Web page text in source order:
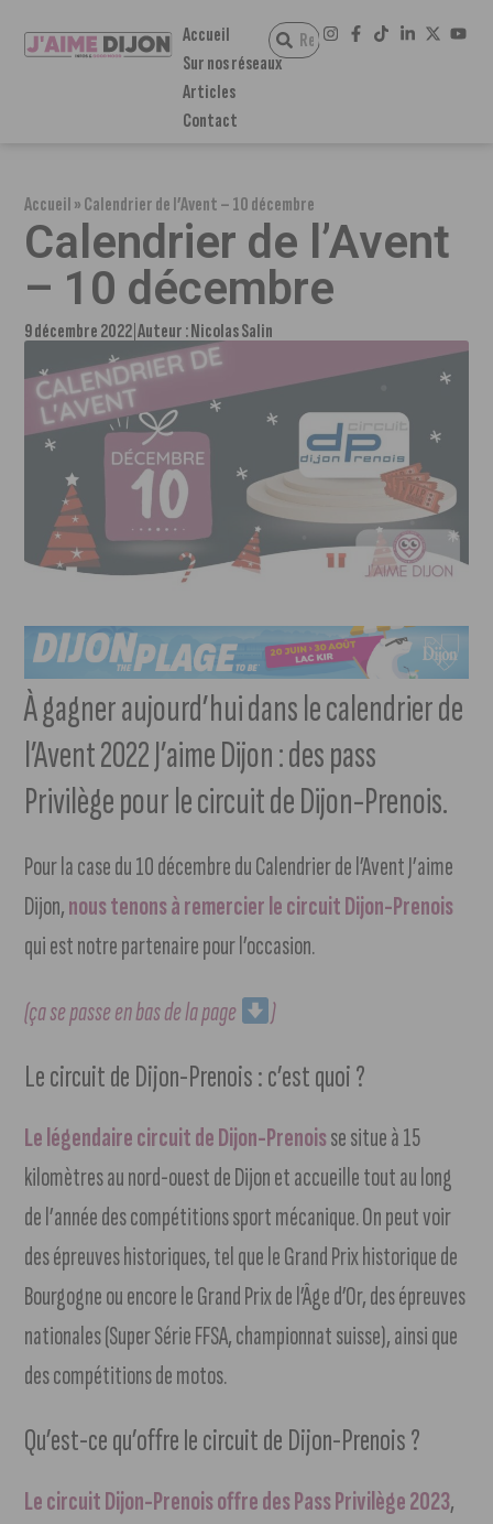
Accueil
Sur nos réseaux
Articles
Contact
Accueil»Calendrier de l’Avent – 10 décembre
Calendrier de l’Avent
– 10 décembre
9 décembre 2022 Auteur :Nicolas Salin
À gagner aujourd’hui dans le calendrier de
l’Avent 2022 J’aime Dijon : des pass
Privilège pour le circuit de Dijon-Prenois.
Pour la case du 10 décembre du Calendrier de l’Avent J’aime
Dijon,nous tenons à remercier le circuit Dijon-Prenois
qui est notre partenaire pour l’occasion.
(ça se passe en bas de la page )
Le circuit de Dijon-Prenois : c’est quoi ?
Le légendaire circuit de Dijon-Prenoisse situe à 15
kilomètres au nord-ouest de Dijon et accueille tout au long
de l’année des compétitions sport mécanique. On peut voir
des épreuves historiques, tel que le Grand Prix historique de
Bourgogne ou encore le Grand Prix de l’Âge d’Or, des épreuves
nationales (Super Série FFSA, championnat suisse), ainsi que
des compétitions de motos.
Qu’est-ce qu’offre le circuit de Dijon-Prenois ?
Le circuit Dijon-Prenois offre des Pass Privilège 2023,